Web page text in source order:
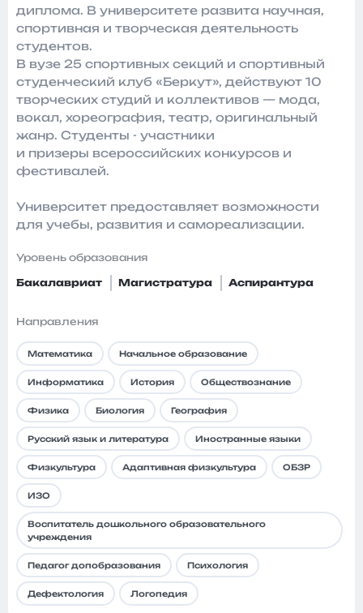
диплома. В университете развита научная,
спортивная и творческая деятельность
студентов.
В вузе 25 спортивных секций и спортивный
студенческий клуб «Беркут», действуют 10
творческих студий и коллективов — мода,
вокал, хореография, театр, оригинальный
жанр. Студенты - участники
и призеры всероссийских конкурсов и
фестивалей.
Университет предоставляет возможности
для учебы, развития и самореализации.
Уровень образования
Бакалавриат Магистратура Аспирантура
Направления
Математика Начальное образование
Информатика История Обществознание
Физика Биология География
Русский язык и литература Иностранные языки
Физкультура Адаптивная физкультура ОБЗР
ИЗО
Воспитатель дошкольного образовательного
учреждения
Педагог допобразования Психология
Дефектология Логопедия